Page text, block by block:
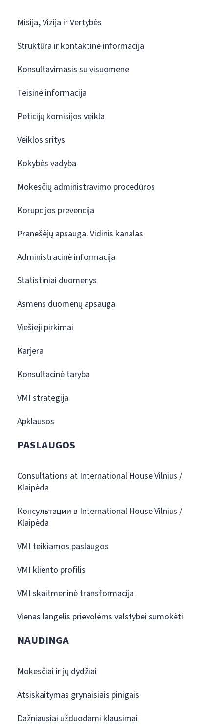
Misija, Vizija ir Vertybės
Struktūra ir kontaktinė informacija
Konsultavimasis su visuomene
Teisinė informacija
Peticijų komisijos veikla
Veiklos sritys
Kokybės vadyba
Mokesčių administravimo procedūros
Korupcijos prevencija
Pranešėjų apsauga. Vidinis kanalas
Administracinė informacija
Statistiniai duomenys
Asmens duomenų apsauga
Viešieji pirkimai
Karjera
Konsultacinė taryba
VMI strategija
Apklausos
PASLAUGOS
Consultations at International House Vilnius /
Klaipėda
Консультации в International House Vilnius /
Klaipėda
VMI teikiamos paslaugos
VMI kliento profilis
VMI skaitmeninė transformacija
Vienas langelis prievolėms valstybei sumokėti
NAUDINGA
Mokesčiai ir jų dydžiai
Atsiskaitymas grynaisiais pinigais
Dažniausiai užduodami klausimai